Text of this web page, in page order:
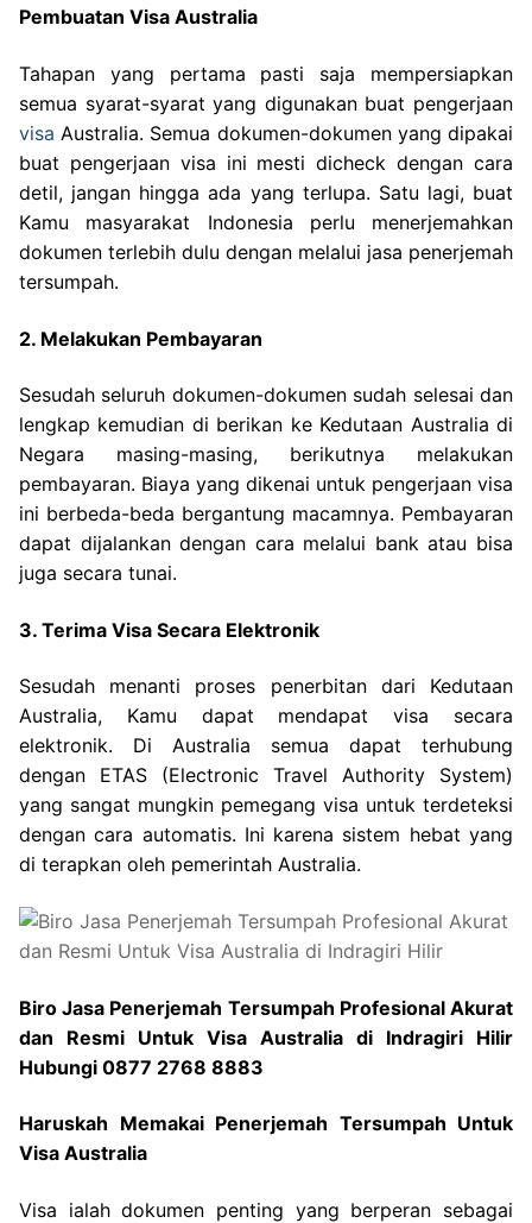
Pembuatan Visa Australia
Tahapan yang pertama pasti saja mempersiapkan
semua syarat-syarat yang digunakan buat pengerjaan
visa Australia. Semua dokumen-dokumen yang dipakai
buat pengerjaan visa ini mesti dicheck dengan cara
detil, jangan hingga ada yang terlupa. Satu lagi, buat
Kamu masyarakat Indonesia perlu menerjemahkan
dokumen terlebih dulu dengan melalui jasa penerjemah
tersumpah.
2. Melakukan Pembayaran
Sesudah seluruh dokumen-dokumen sudah selesai dan
lengkap kemudian di berikan ke Kedutaan Australia di
Negara masing-masing, berikutnya melakukan
pembayaran. Biaya yang dikenai untuk pengerjaan visa
ini berbeda-beda bergantung macamnya. Pembayaran
dapat dijalankan dengan cara melalui bank atau bisa
juga secara tunai.
3. Terima Visa Secara Elektronik
Sesudah menanti proses penerbitan dari Kedutaan
Australia, Kamu dapat mendapat visa secara
elektronik. Di Australia semua dapat terhubung
dengan ETAS (Electronic Travel Authority System)
yang sangat mungkin pemegang visa untuk terdeteksi
dengan cara automatis. Ini karena sistem hebat yang
di terapkan oleh pemerintah Australia.
Biro Jasa Penerjemah Tersumpah Profesional Akurat
dan Resmi Untuk Visa Australia di Indragiri Hilir
Hubungi 0877 2768 8883
Haruskah Memakai Penerjemah Tersumpah Untuk
Visa Australia
Visa ialah dokumen penting yang berperan sebagai